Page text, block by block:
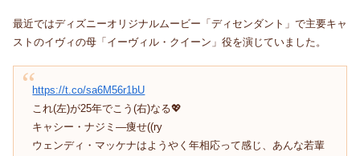
最近ではディズニーオリジナルムービー「ディセンダント」で主要キャ
ストのイヴィの母「イーヴィル・クイーン」役を演じていました。
https://t.co/sa6M56r1bU
これ(左)が25年でこう(右)なる💖
キャシー・ナジミ―痩せ((ry
ウェンディ・マッケナはようやく年相応って感じ、あんな若輩